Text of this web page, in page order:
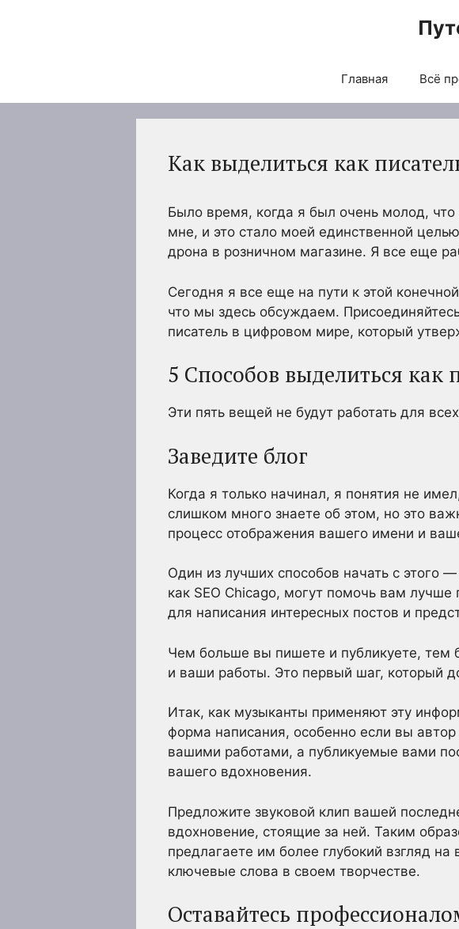
Главная Всё
Как выделиться как
Было время, когда я был очень молод,
мне, и это стало моей единственной
дрона в розничном магазине. Я все еще
Сегодня я все еще на пути к этой
что мы здесь обсуждаем.
писатель в цифровом мире, который
5 Способов выделиться
Эти пять вещей не будут работать для
Заведите блог
Когда я только начинал, я понятия не
слишком много знаете об этом, но это
процесс отображения вашего имени и
Один из лучших способов начать с этого
как SEO Chicago, могут помочь вам лучше
для написания интересных постов и
Чем больше вы пишете и публикуете, тем
и ваши работы. Это первый шаг, который
Итак, как музыканты применяют эту
форма написания, особенно если вы
вашими работами, а публикуемые вами
вашего вдохновения.
Предложите звуковой клип вашей
вдохновение, стоящие за ней. Таким
предлагаете им более глубокий взгляд
ключевые слова в своем творчестве.
Оставайтесь